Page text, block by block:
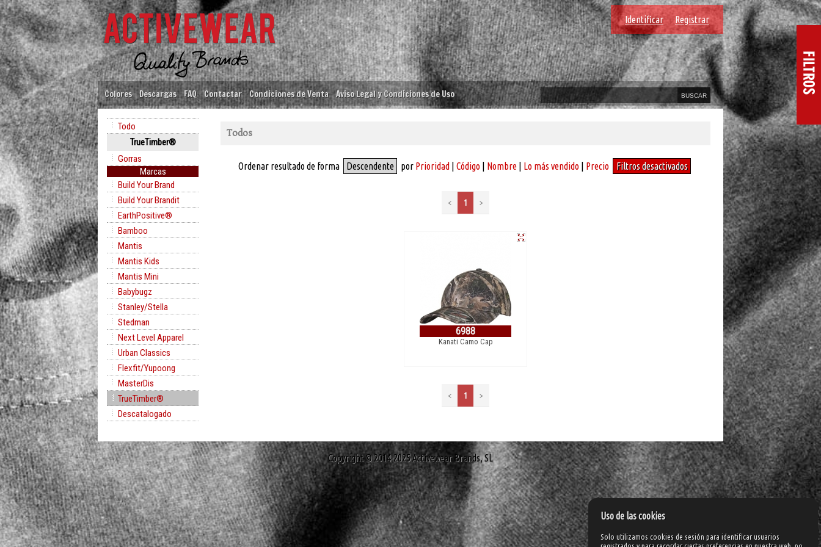
Identificar Registrar
Colores Descargas FAQ Contactar Condiciones de Venta Aviso Legal y Condiciones de Uso
Todo
TrueTimber®
Gorras
Marcas
Build Your Brand
Build Your Brandit
EarthPositive®
Bamboo
Mantis
Mantis Kids
Mantis Mini
Babybugz
Stanley/Stella
Stedman
Next Level Apparel
Urban Classics
Flexfit/Yupoong
MasterDis
TrueTimber®
Descatalogado
Todos
Ordenar resultado de forma Descendente por Prioridad Código Nombre Lo más vendido Precio Filtros desactivados
< 1 >
6988
Kanati Camo Cap
< 1 >
Copyright © 2014-2025 Activewear Brands, SL
Uso de las cookies
Solo utilizamos cookies de sesión para identificar usuarios